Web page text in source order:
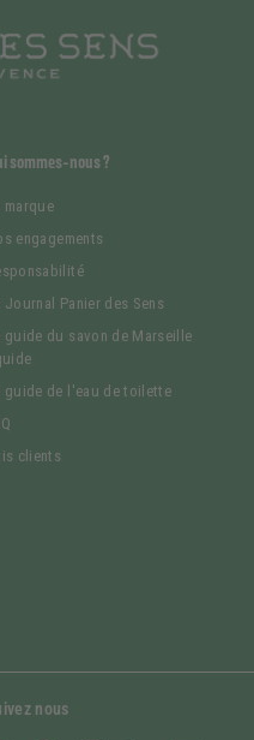
sommes-nous ?
marque
engagements
Journal Panier des Sens
guide du savon de Marseille
guide de l'eau de toilette
clients
nous